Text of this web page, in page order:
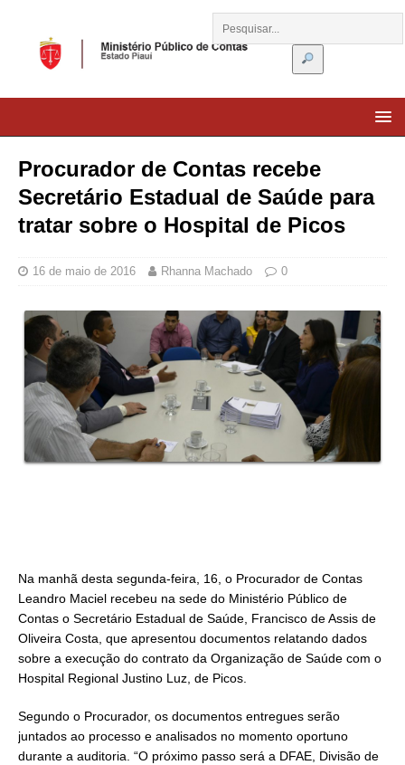
Procurador de Contas recebe
Secretário Estadual de Saúde para
tratar sobre o Hospital de Picos
16 de maio de 2016 Rhanna Machado 0
Na manhã desta segunda-feira, 16, o Procurador de Contas
Leandro Maciel recebeu na sede do Ministério Público de
Contas o Secretário Estadual de Saúde, Francisco de Assis de
Oliveira Costa, que apresentou documentos relatando dados
sobre a execução do contrato da Organização de Saúde com o
Hospital Regional Justino Luz, de Picos.
Segundo o Procurador, os documentos entregues serão
juntados ao processo e analisados no momento oportuno
durante a auditoria. “O próximo passo será a DFAE, Divisão de